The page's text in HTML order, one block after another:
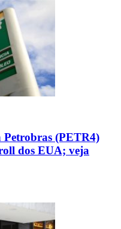
Petrobras (PETR4)
dos EUA; veja